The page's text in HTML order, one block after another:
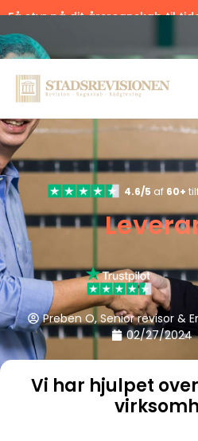
Få styr på dit årsregnskab til
4.6/5 af 60+
Preben O, Senior revisor &
02/27/2024
Vi har hjulpet